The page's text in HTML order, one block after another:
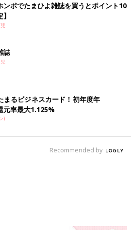
ンポでたまひよ雑誌を買うとポイント10
誌
まるビジネスカード！初年度年
元率最大1.125%
)
Recommended by